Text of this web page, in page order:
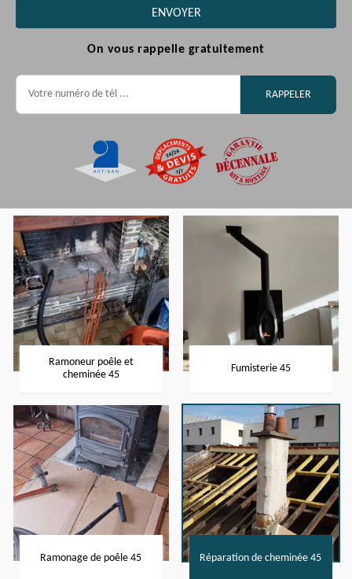
On vous rappelle gratuitement
Ramoneur poêle et
cheminée 45
Fumisterie 45
Ramonage de poêle 45 Réparation de cheminée 45